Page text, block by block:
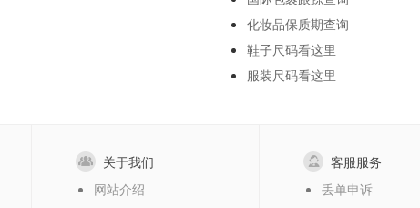
化妆品保质期查询
鞋子尺码看这里
服装尺码看这里
关于我们
网站介绍
客服服务
丢单申诉